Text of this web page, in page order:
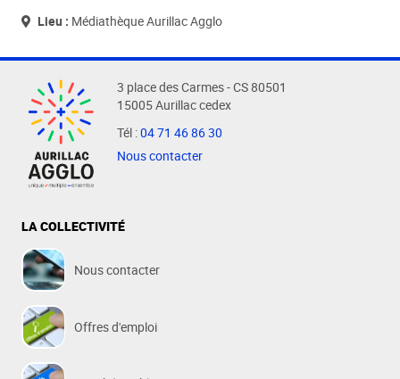
Lieu : Médiathèque Aurillac Agglo
3 place des Carmes - CS 80501
15005 Aurillac cedex
Tél :04 71 46 86 30
Nous contacter
LA COLLECTIVITÉ
Nous contacter
Offres d'emploi